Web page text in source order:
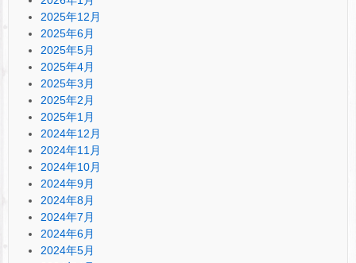
2025年12月
2025年6月
2025年5月
2025年4月
2025年3月
2025年2月
2025年1月
2024年12月
2024年11月
2024年10月
2024年9月
2024年8月
2024年7月
2024年6月
2024年5月